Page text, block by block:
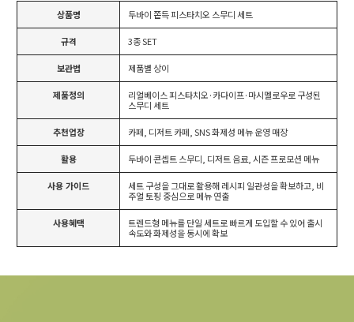
상품명 두바이 쫀득 피스타치오 스무디 세트
규격 3종 SET
보관법 제품별 상이
제품정의
리얼베이스 피스타치오·카다이프·마시멜로우로 구성된
스무디 세트
추천업장 카페, 디저트 카페, SNS 화제성 메뉴 운영 매장
활용 두바이 콘셉트 스무디, 디저트 음료, 시즌 프로모션 메뉴
사용 가이드
세트 구성을 그대로 활용해 레시피 일관성을 확보하고, 비
주얼 토핑 중심으로 메뉴 연출
사용혜택
트렌드형 메뉴를 단일 세트로 빠르게 도입할 수 있어 출시
속도와 화제성을 동시에 확보